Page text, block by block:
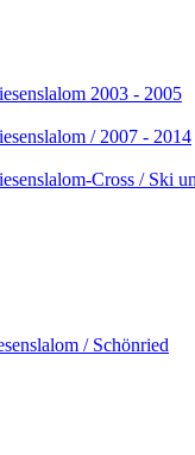
2003 - 2005
/ 2007 - 2014
Cross / Ski
/ Schönried